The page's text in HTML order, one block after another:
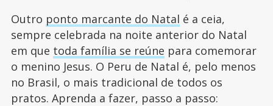
Outro ponto marcante do Natal é a ceia,
sempre celebrada na noite anterior do Natal
em que toda família se reúne para comemorar
o menino Jesus. O Peru de Natal é, pelo menos
no Brasil, o mais tradicional de todos os
pratos. Aprenda a fazer, passo a passo: